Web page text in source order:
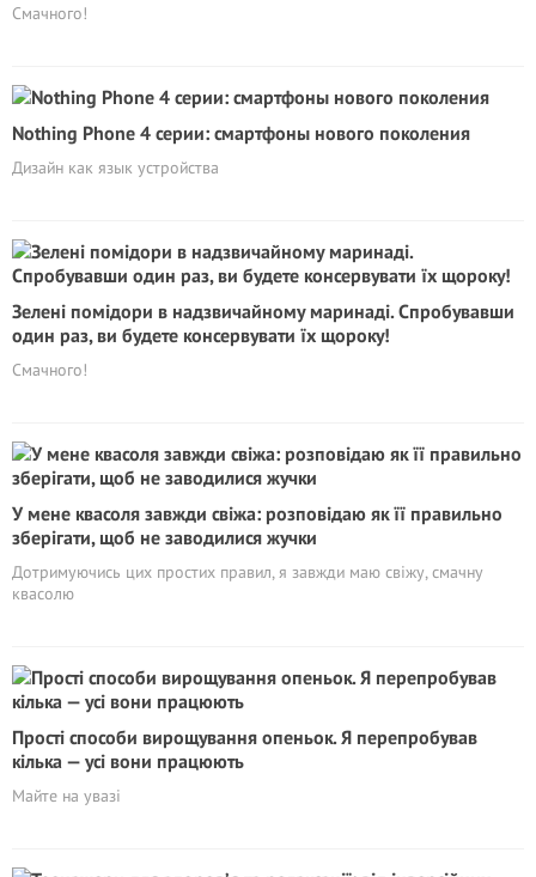
Смачного!
Nothing Phone 4 серии: смартфоны нового поколения
Дизайн как язык устройства
Зелені помідори в надзвичайному маринаді. Спробувавши
один раз, ви будете консервувати їх щороку!
Смачного!
У мене квасоля завжди свіжа: розповідаю як її правильно
зберігати, щоб не заводилися жучки
Дотримуючись цих простих правил, я завжди маю свіжу, смачну
квасолю
Прості способи вирощування опеньок. Я перепробував
кілька — усі вони працюють
Майте на увазі